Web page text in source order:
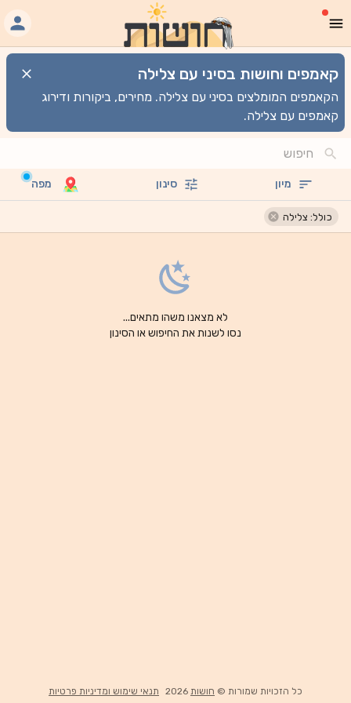
קאמפים וחושות בסיני עם צלילה
הקאמפים המומלצים בסיני עם צלילה. מחירים, ביקורות ודירוג
קאמפים עם צלילה.
מיון סינון מפה
כולל: צלילה
לא מצאנו משהו מתאים...
נסו לשנות את החיפוש או הסינון
כל הזכויות שמורות © חושות 2026 תנאי שימוש ומדיניות פרטיות